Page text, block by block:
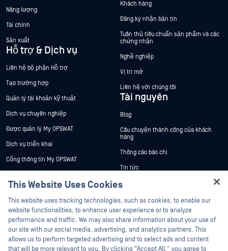
Năng lượng
Tài chính
Sản xuất
Hỗ trợ & Dịch vụ
Liên hệ bộ phận Hỗ trợ
Tạo trường hợp
Quản lý tài khoản kỹ thuật
Dịch vụ chuyên nghiệp
Được quản lý My OPSWAT
Dịch vụ triển khai
Cổng thông tin My OPSWAT
Chương trình Xử lý Lỗ hổng Bảo mật
Đối tác
Chứng nhận
Đối tác công nghệ
Khách hàng
Đăng ký nhận bản tin
Tuân thủ tiêu chuẩn sản phẩm và các
chứng nhận
Nghề nghiệp
Vị trí mở
Liên hệ với chúng tôi
Tài nguyên
Blog
Câu chuyện thành công của khách
hàng
Thông cáo báo chí
Tin tức
Sự kiện
Hội thảo trên trực tuyến
Datasheets
White Papers
Công cụ miễn phí
Hey there!
I'm Ozzy, your OPSWAT virtual assistant.
How can I help you secure what's critical
today?
This Website Uses Cookies
This website uses tracking technologies, such as cookies, to enable our
website functionalities, to enhance user experience or to analyze
performance and traffic. We may also share information about your use of
our site with our social media, advertising, and analytics partners. This
allows us to perform targeted advertising and to select ads and content
that will be more relevant to you. By clicking “Accept All,” you agree to